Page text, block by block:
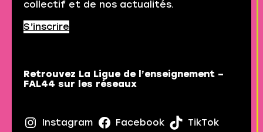
collectif et de nos actualités.
S’inscrire
Retrouvez La Ligue de l’enseignement –
FAL44 sur les réseaux
Instagram Facebook
TikTok